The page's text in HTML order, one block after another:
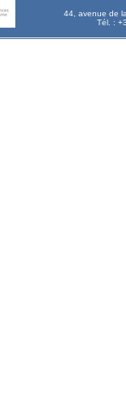
44, avenue de
Tél. :